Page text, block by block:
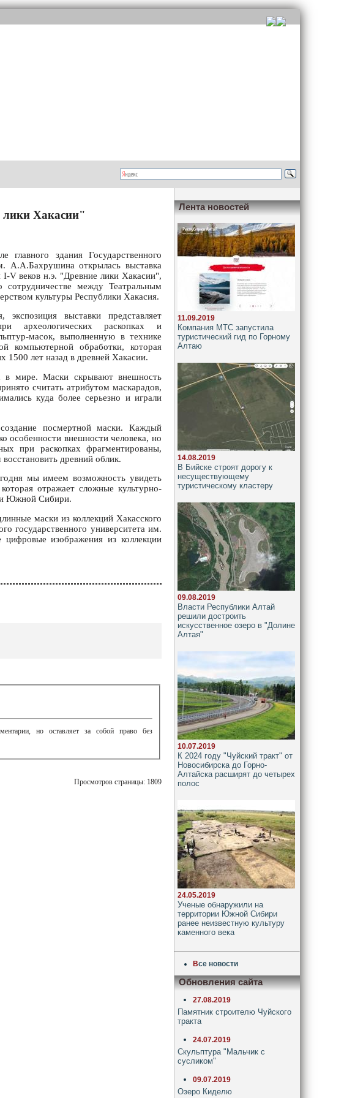
лики Хакасии"
здания Государственного
А.А.Бахрушина открылась выставка
V веков н.э. "Древние лики Хакасии",
между Театральным
культуры Республики Хакасия.
выставки представляет
археологических раскопках и
масок, выполненную в технике
компьютерной обработки, которая
1500 лет назад в древней Хакасии.
в мире. Маски скрывают внешность
считать атрибутом маскарадов,
куда более серьезно и играли
посмертной маски. Каждый
особенности внешности человека, но
при раскопках фрагментированы,
древний облик.
мы имеем возможность увидеть
отражает сложные культурно-
Южной Сибири.
маски из коллекций Хакасского
государственного университета им.
изображения из коллекции
но оставляет за собой право без
Просмотров страницы: 1809
Лента новостей
11.09.2019
Компания МТС запустила
туристический гид по Горному
Алтаю
14.08.2019
В Бийске строят дорогу к
несуществующему
туристическому кластеру
09.08.2019
Власти Республики Алтай
решили достроить
искусственное озеро в "Долине
Алтая"
10.07.2019
К 2024 году "Чуйский тракт" от
Новосибирска до Горно-
Алтайска расширят до четырех
полос
24.05.2019
Ученые обнаружили на
территории Южной Сибири
ранее неизвестную культуру
каменного века
Все новости
Обновления сайта
27.08.2019
Памятник строителю Чуйского
тракта
24.07.2019
Скульптура "Мальчик с
сусликом"
09.07.2019
Озеро Киделю